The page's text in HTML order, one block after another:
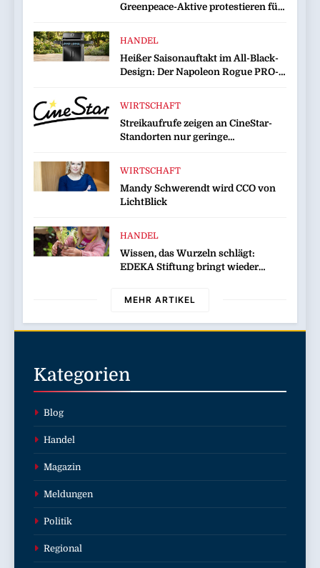
Greenpeace-Aktive protestieren für
Greenpeace-Report dokumentiert
Folgen des russischen
Drohnenangriffs
HANDEL
Heißer Saisonauftakt im All-Black-
Design: Der Napoleon Rogue PRO-S
WIRTSCHAFT
Streikaufrufe zeigen an CineStar-
Standorten nur geringe
WIRTSCHAFT
Mandy Schwerendt wird CCO von
LichtBlick
HANDEL
Wissen, das Wurzeln schlägt:
EDEKA Stiftung bringt wieder
MEHR ARTIKEL
Kategorien
Blog
Handel
Magazin
Meldungen
Politik
Regional